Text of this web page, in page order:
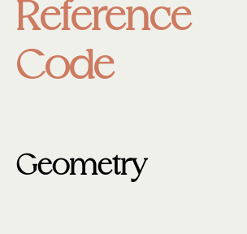
Reference
Code
Geometry